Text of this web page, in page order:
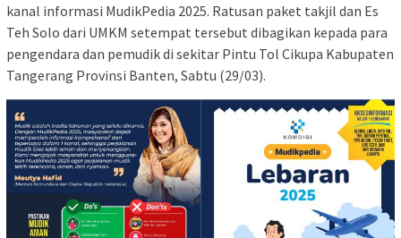
kanal informasi MudikPedia 2025. Ratusan paket takjil dan Es
Teh Solo dari UMKM setempat tersebut dibagikan kepada para
pengendara dan pemudik di sekitar Pintu Tol Cikupa Kabupaten
Tangerang Provinsi Banten, Sabtu (29/03).